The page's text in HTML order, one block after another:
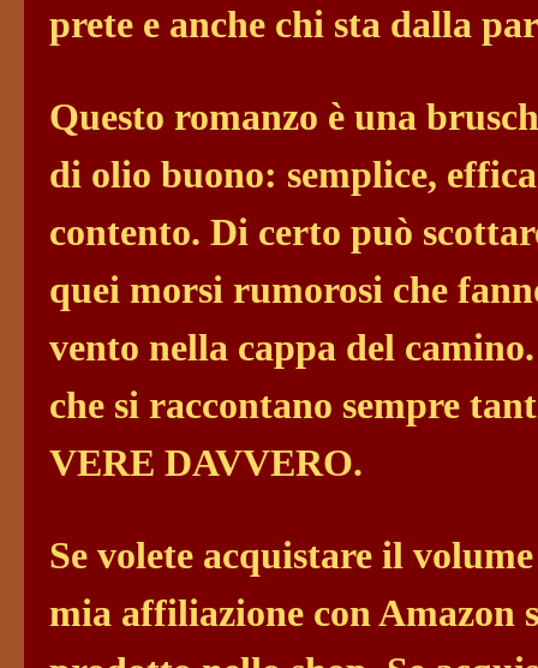
prete e anche chi sta dalla
Questo romanzo è una
di olio buono: semplice,
contento. Di certo può
quei morsi rumorosi che
vento nella cappa del
che si raccontano sempre
VERE DAVVERO.
Se volete acquistare il
mia affiliazione con Amazon